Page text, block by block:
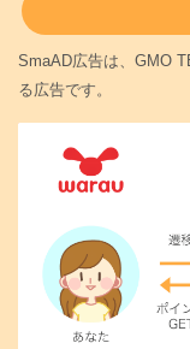
SmaAD広告は、GMO
る広告です。